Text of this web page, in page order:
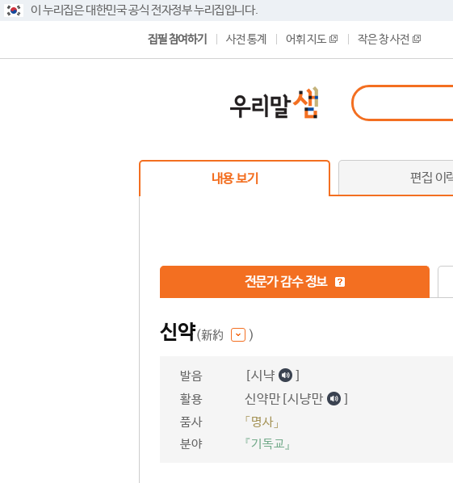
이 누리집은 대한민국 공식 전자정부 누리집입니다.
집필 참여하기 사전 통계 어휘 지도 작은 창 사전
내용 보기 편집 이
전문가 감수 정보
신약(新約 )
발음 [시냑 ]
활용 신약만[시냥만 ]
품사
「명사」
분야
『기독교』